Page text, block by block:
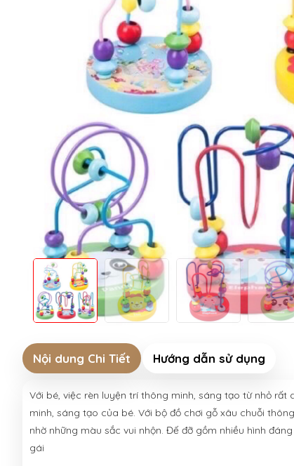
Nội dung Chi Tiết Hướng dẫn sử dụng
Với bé, việc rèn luyện trí thông minh, sáng tạo từ nhỏ
minh, sáng tạo của bé. Với bộ đồ chơi gỗ xâu chuỗi
nhờ những màu sắc vui nhộn. Đế đỡ gồm nhiều hình
gái